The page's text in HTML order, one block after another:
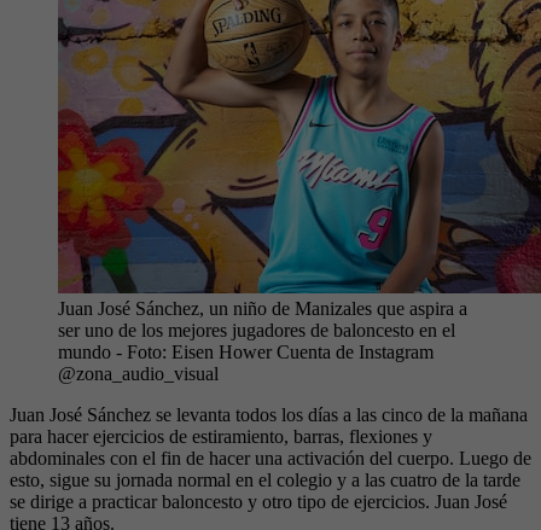
Juan José Sánchez, un niño de Manizales que aspira a
ser uno de los mejores jugadores de baloncesto en el
mundo - Foto: Eisen Hower Cuenta de Instagram
@zona_audio_visual
Juan José Sánchez se levanta todos los días a las cinco de la mañana
para hacer ejercicios de estiramiento, barras, flexiones y
abdominales con el fin de hacer una activación del cuerpo. Luego de
esto, sigue su jornada normal en el colegio y a las cuatro de la tarde
se dirige a practicar baloncesto y otro tipo de ejercicios. Juan José
tiene 13 años.